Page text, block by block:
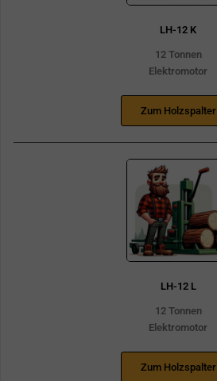
LH-12 K
12 Tonnen
Elektromotor
Zum Holzspalter
LH-12 L
12 Tonnen
Elektromotor
Zum Holzspalter